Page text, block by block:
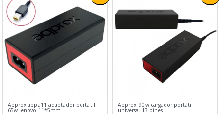
Approx appa11 adaptador portatil
65w lenovo 11*5mm
Approx! 90w cargador portátil
universal 13 pines